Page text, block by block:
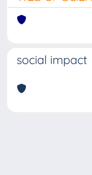
social impact